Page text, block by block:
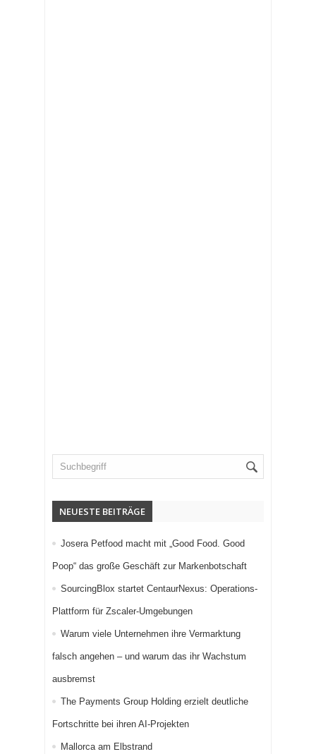
NEUESTE BEITRÄGE
Josera Petfood macht mit „Good Food. Good
Poop“ das große Geschäft zur Markenbotschaft
SourcingBlox startet CentaurNexus: Operations-
Plattform für Zscaler-Umgebungen
Warum viele Unternehmen ihre Vermarktung
falsch angehen – und warum das ihr Wachstum
ausbremst
The Payments Group Holding erzielt deutliche
Fortschritte bei ihren AI-Projekten
Mallorca am Elbstrand